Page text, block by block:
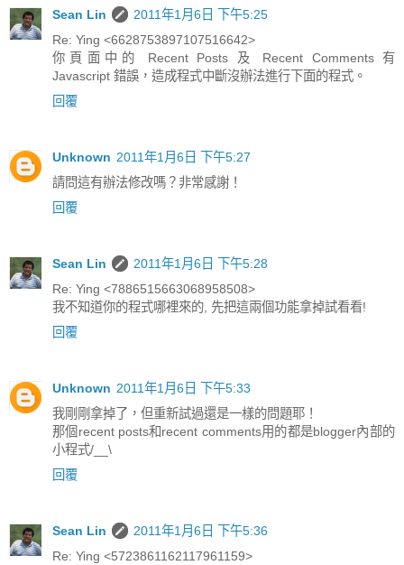
Sean Lin
2011年1月6日 下午5:25
Re: Ying <6628753897107516642>
你頁面中的 Recent Posts 及 Recent Comments 有
Javascript 錯誤，造成程式中斷沒辦法進行下面的程式。
回覆
Unknown 2011年1月6日 下午5:27
請問這有辦法修改嗎？非常感謝！
回覆
Sean Lin
2011年1月6日 下午5:28
Re: Ying <7886515663068958508>
我不知道你的程式哪裡來的, 先把這兩個功能拿掉試看看!
回覆
Unknown 2011年1月6日 下午5:33
我剛剛拿掉了，但重新試過還是一樣的問題耶！
那個recent posts和recent comments用的都是blogger內部的
小程式/__\
回覆
Sean Lin
2011年1月6日 下午5:36
Re: Ying <5723861162117961159>